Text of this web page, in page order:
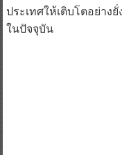
ประเทศให้เติบโตอย่าง
ในปัจจุบัน